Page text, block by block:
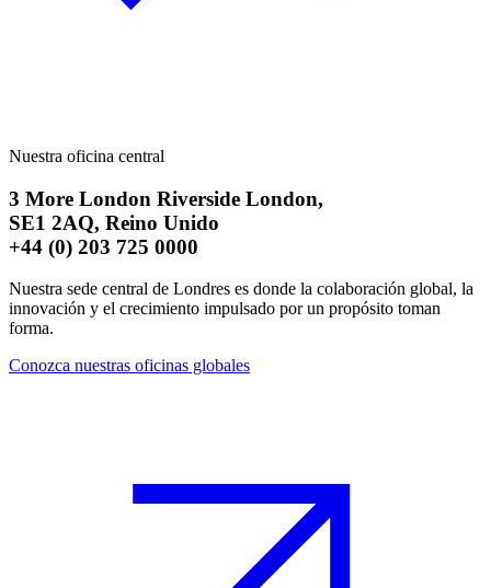
Nuestra oficina central
3 More London Riverside London,
SE1 2AQ, Reino Unido
+44 (0) 203 725 0000
Nuestra sede central de Londres es donde la colaboración global, la
innovación y el crecimiento impulsado por un propósito toman
forma.
Conozca nuestras oficinas globales